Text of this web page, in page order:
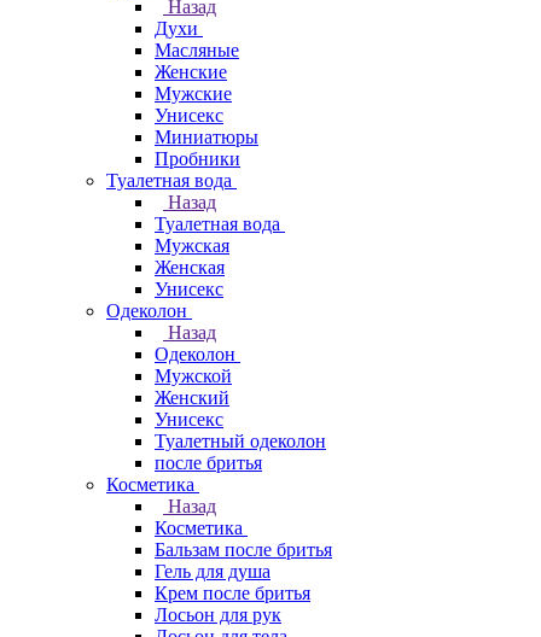
Назад
Духи
Масляные
Женские
Мужские
Унисекс
Миниатюры
Пробники
Туалетная вода
Назад
Туалетная вода
Мужская
Женская
Унисекс
Одеколон
Назад
Одеколон
Мужской
Женский
Унисекс
Туалетный одеколон
после бритья
Косметика
Назад
Косметика
Бальзам после бритья
Гель для душа
Крем после бритья
Лосьон для рук